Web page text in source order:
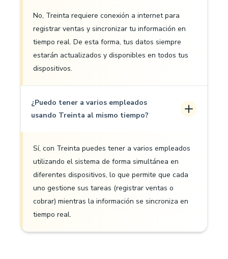
No, Treinta requiere conexión a internet para
registrar ventas y sincronizar tu información en
tiempo real. De esta forma, tus datos siempre
estarán actualizados y disponibles en todos tus
dispositivos.
¿Puedo tener a varios empleados
usando Treinta al mismo tiempo?
Sí, con Treinta puedes tener a varios empleados
utilizando el sistema de forma simultánea en
diferentes dispositivos, lo que permite que cada
uno gestione sus tareas (registrar ventas o
cobrar) mientras la información se sincroniza en
tiempo real.